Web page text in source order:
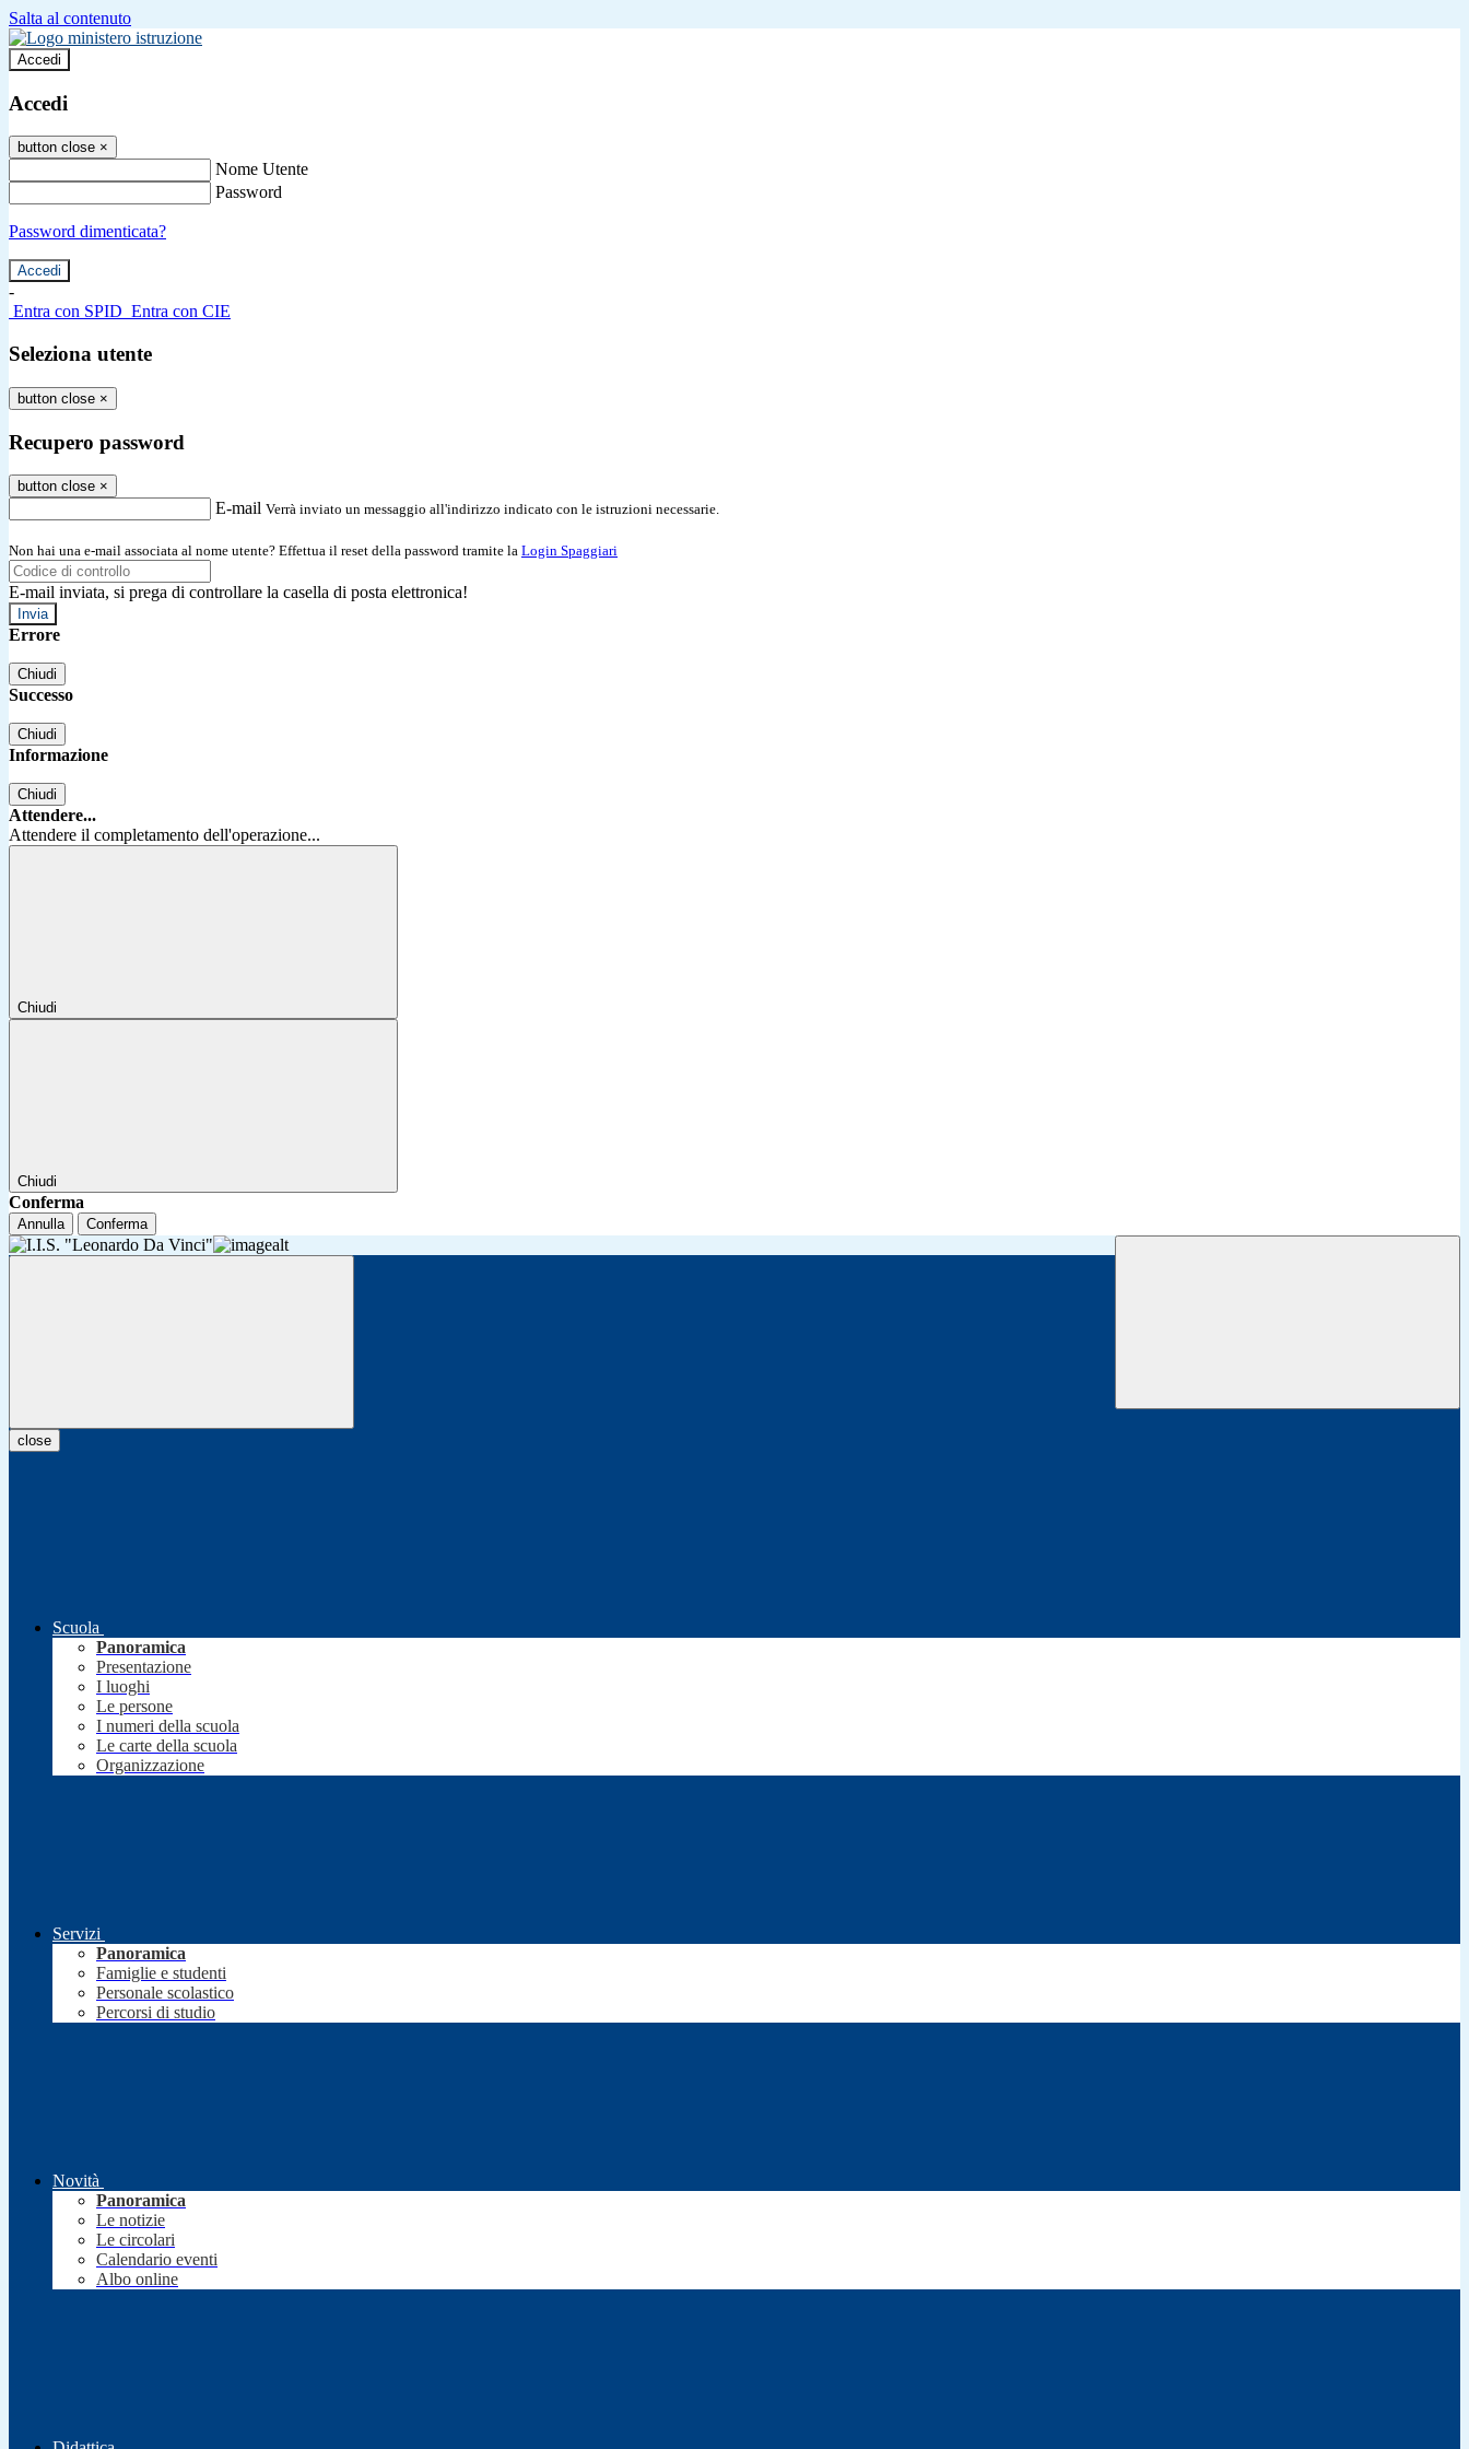
Salta al contenuto
Accedi
Accedi
button close ×
Nome Utente
Password
Password dimenticata?
-
Entra con SPID Entra con CIE
Seleziona utente
button close ×
Recupero password
button close ×
E-mail Verrà inviato un messaggio all'indirizzo indicato con le istruzioni necessarie.
Non hai una e-mail associata al nome utente? Effettua il reset della password tramite la Login Spaggiari
E-mail inviata, si prega di controllare la casella di posta elettronica!
Errore
Chiudi
Successo
Chiudi
Informazione
Chiudi
Attendere...
Attendere il completamento dell'operazione...
Chiudi
Chiudi
Conferma
Annulla Conferma
close
Scuola
Panoramica
Presentazione
I luoghi
Le persone
I numeri della scuola
Le carte della scuola
Organizzazione
Servizi
Panoramica
Famiglie e studenti
Personale scolastico
Percorsi di studio
Novità
Panoramica
Le notizie
Le circolari
Calendario eventi
Albo online